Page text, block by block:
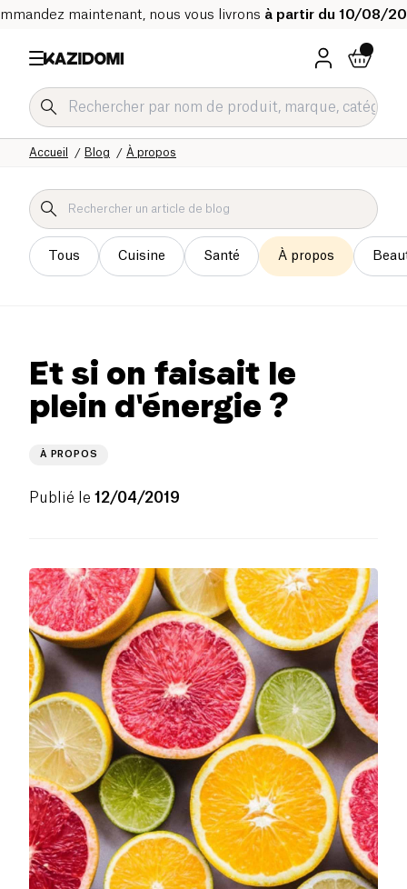
maintenant, nous vous livrons à partir du 10/08/
À propos
Blog
Accueil
Tous Cuisine Santé À propos
Et si on faisait le
plein d'énergie ?
À PROPOS
Publié le 12/04/2019